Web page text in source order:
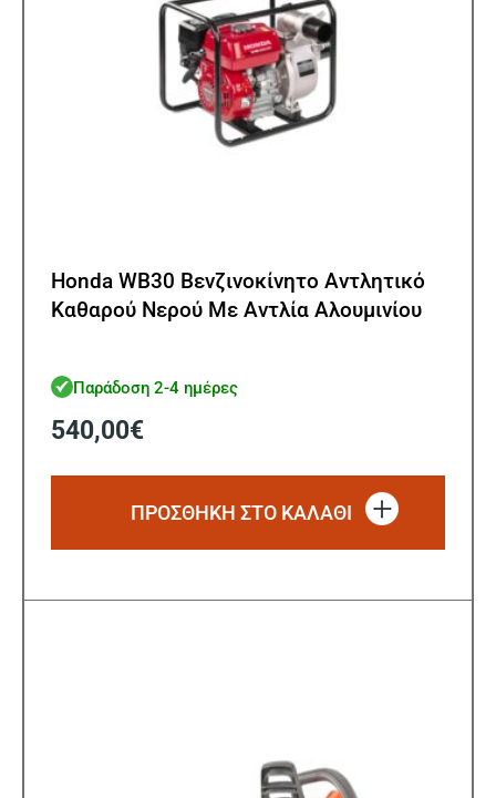
Honda WB30 Βενζινοκίνητο Αντλητικό
Καθαρού Νερού Με Αντλία Αλουμινίου
Παράδοση 2-4 ημέρες
540,00€
ΠΡΟΣΘΗΚΗ ΣΤΟ ΚΑΛΑΘΙ